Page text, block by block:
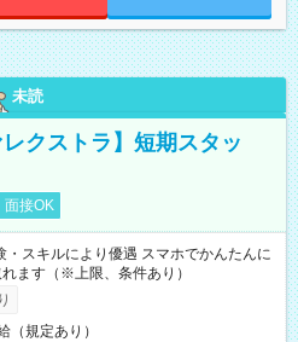
未読
クストラ】短期スタッ
面接OK
スキルにより優遇 スマホでかんたんに
ます（※上限、条件あり）
（規定あり）